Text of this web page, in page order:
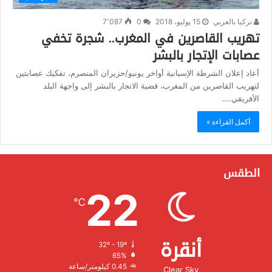
تركيا بالعربي 15 يوليو، 2018 7٬087
تهريب القاصرين في المغرب.. شجرة تخفي
عصابات الإتجار بالبشر
أعاد إعلان الشرطة الإسبانية أواخر يونيو/حزيران المنصرم، تفكيك عصابتين
لتهريب القاصرين من المغرب، قضية الاتجار بالبشر إلى واجهة البلد
الأفريقي.…
أكمل القراءة »
الطقس
أنقرة
Clear Sky
22
℃
32º - 19º
الرطوبة:
الرياح:0.45 كيلومتر/ساعة